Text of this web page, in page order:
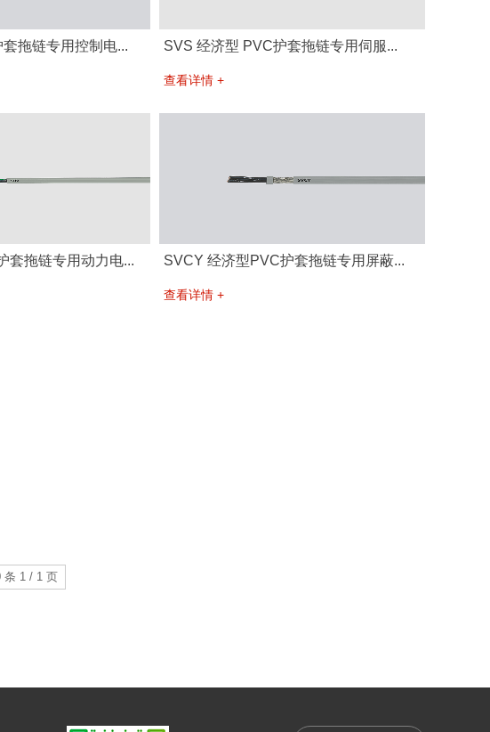
拖链专用控制电... SVS 经济型 PVC护套拖链专用伺服...
查看详情 +
套拖链专用动力电... SVCY 经济型PVC护套拖链专用屏蔽...
查看详情 +
条 1 / 1 页